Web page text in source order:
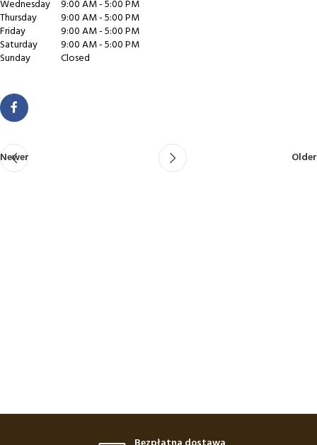
Wednesday
9:00 AM - 5:00 PM
Thursday
9:00 AM - 5:00 PM
Friday
9:00 AM - 5:00 PM
Saturday
9:00 AM - 5:00 PM
Sunday
Closed
Newer Older